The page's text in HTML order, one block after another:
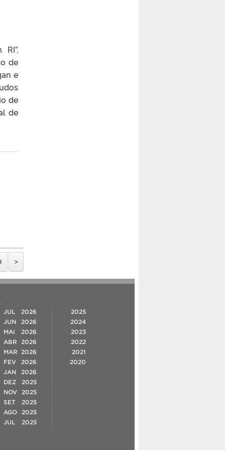
de
e
de
de
>
JUL
2026
JUN
2026
MAI
2026
ABR
2026
MAR
2026
FEV
2026
JAN
2026
DEZ
2025
NOV
2025
SET
2025
AGO
2025
JUL
2025
2025
2024
2023
2022
2021
2020